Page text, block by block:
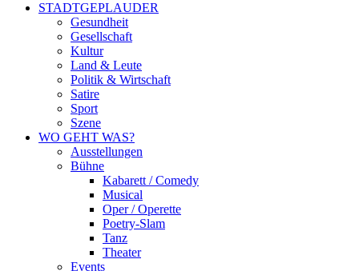
STADTGEPLAUDER
Gesundheit
Gesellschaft
Kultur
Land & Leute
Politik & Wirtschaft
Satire
Sport
Szene
WO GEHT WAS?
Ausstellungen
Bühne
Kabarett / Comedy
Musical
Oper / Operette
Poetry-Slam
Tanz
Theater
Events